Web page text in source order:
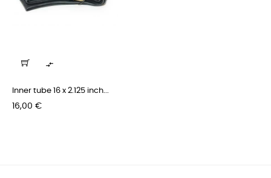

Inner tube 16 x 2.125 inch...
Pris
16,00 €